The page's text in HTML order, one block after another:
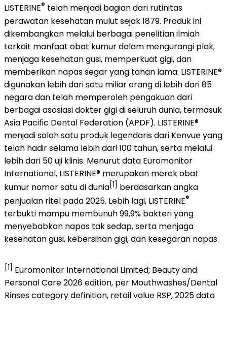
LISTERINE® telah menjadi bagian dari rutinitas
perawatan kesehatan mulut sejak 1879. Produk ini
dikembangkan melalui berbagai penelitian ilmiah
terkait manfaat obat kumur dalam mengurangi plak,
menjaga kesehatan gusi, memperkuat gigi, dan
memberikan napas segar yang tahan lama. LISTERINE®
digunakan lebih dari satu miliar orang di lebih dari 85
negara dan telah memperoleh pengakuan dari
berbagai asosiasi dokter gigi di seluruh dunia, termasuk
Asia Pacific Dental Federation (APDF). LISTERINE®
menjadi salah satu produk legendaris dari Kenvue yang
telah hadir selama lebih dari 100 tahun, serta melalui
lebih dari 50 uji klinis. Menurut data Euromonitor
International, LISTERINE® merupakan merek obat
kumur nomor satu di dunia[1] berdasarkan angka
penjualan ritel pada 2025. Lebih lagi, LISTERINE®
terbukti mampu membunuh 99,9% bakteri yang
menyebabkan napas tak sedap, serta menjaga
kesehatan gusi, kebersihan gigi, dan kesegaran napas.
[1] Euromonitor International Limited; Beauty and
Personal Care 2026 edition, per Mouthwashes/Dental
Rinses category definition, retail value RSP, 2025 data